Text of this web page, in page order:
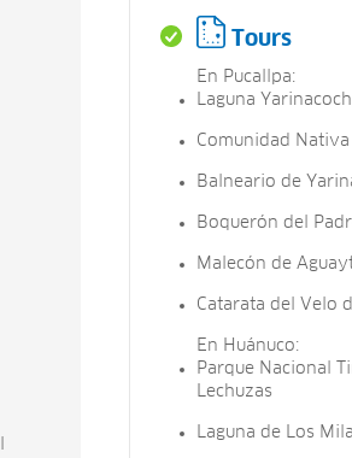
Tours
En Pucallpa:
Laguna
Comunidad
Balneario de
Boquerón del
Malecón de
Catarata del Velo
En Huánuco:
Parque Nacional
Lechuzas
Laguna de Los